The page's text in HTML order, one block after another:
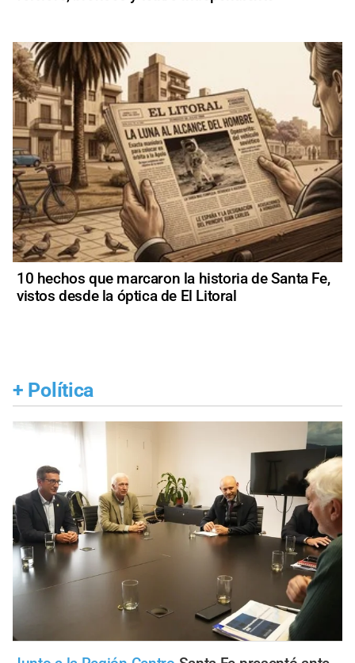
10 hechos que marcaron la historia de Santa Fe,
vistos desde la óptica de El Litoral
+ Política